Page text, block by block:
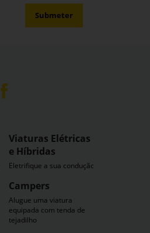
Submeter
Viaturas Elétricas
e Híbridas
Eletrifique a sua condução
Campers
Alugue uma viatura
equipada com tenda de
tejadilho